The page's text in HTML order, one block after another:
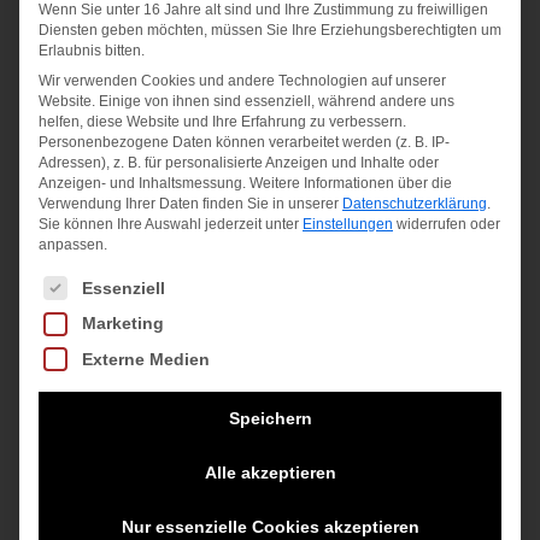
Design mit dem RC4 130 MV BOA. Dieser
Schuh bietet die ultimative Passform, Kontrolle
mit Präzisio und Dynamik zu dominieren.
Ungvergleichliche Unterstützung und
Einzigartige Passform dank des BOA® Fit
Systems Die verstellbaren, leichten
VACUUM Fit®-Schalen maximieren den
Schnalle: BOA® H+i1 ALPINE
Ähnliche Produkte
Wenn Sie unter 16 Jahre alt sind und Ihre Zustimmung zu freiwilligen
Diensten geben möchten, müssen Sie Ihre Erziehungsberechtigten um
Erlaubnis bitten.
Wir verwenden Cookies und andere Technologien auf unserer
Website. Einige von ihnen sind essenziell, während andere uns
helfen, diese Website und Ihre Erfahrung zu verbessern.
Personenbezogene Daten können verarbeitet werden (z. B. IP-
Adressen), z. B. für personalisierte Anzeigen und Inhalte oder
Anzeigen- und Inhaltsmessung. Weitere Informationen über die
Verwendung Ihrer Daten finden Sie in unserer Datenschutzerklärung
Sie können Ihre Auswahl jederzeit unter Einstellungen widerrufen oder
anpassen.
Es folgt eine Liste der Service-Gruppen, für die eine
Essenziell
Marketing
Externe Medien
Speichern
Alle akzeptieren
Nur essenzielle Cookies akzeptieren